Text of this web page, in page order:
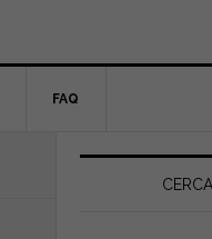
FAQ
Primary
Sidebar